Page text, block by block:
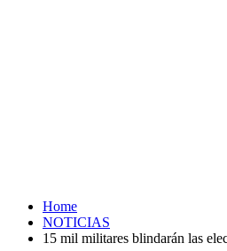
Home
NOTICIAS
15 mil militares blindarán las